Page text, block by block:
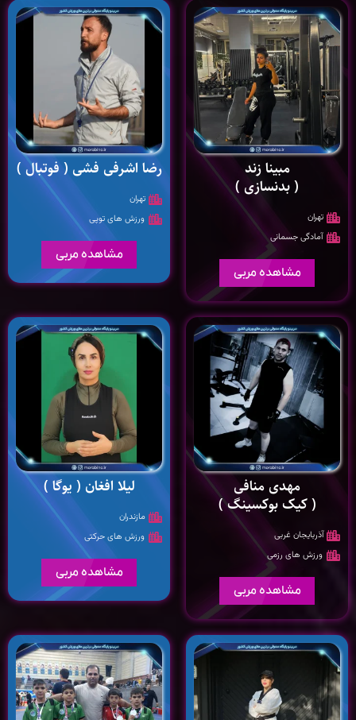
مبینا زند
( بدنسازی )
تهران
آمادگی جسمانی
مشاهده مربی
رضا اشرفی فشی ( فوتبال )
تهران
ورزش های توپی
مشاهده مربی
مهدی منافی
( کیک بوکسینگ )
آذربایجان غربی
ورزش های رزمی
مشاهده مربی
لیلا افغان ( یوگا )
مازندران
ورزش های حرکتی
مشاهده مربی